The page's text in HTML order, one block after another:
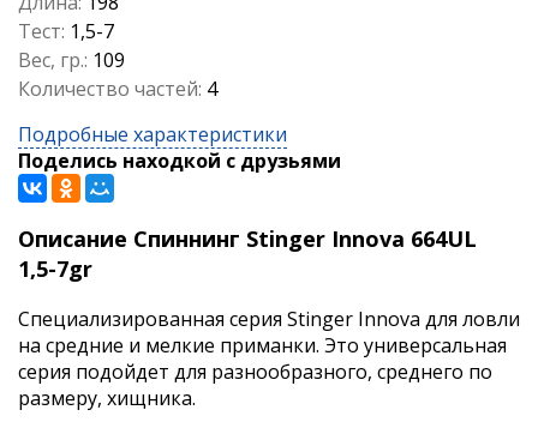
Тест: 1,5-7
Вес, гр.: 109
Количество частей: 4
Подробные характеристики
Поделись находкой с друзьями
Описание Спиннинг Stinger Innova 664UL
1,5-7gr
Специализированная серия Stinger Innova для ловли
на средние и мелкие приманки. Это универсальная
серия подойдет для разнообразного, среднего по
размеру, хищника.